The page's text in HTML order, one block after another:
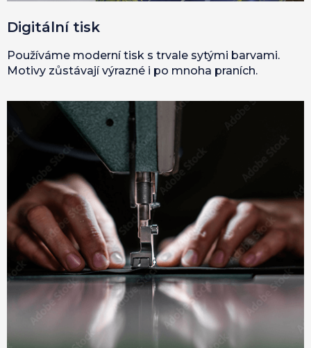
Digitální tisk
Používáme moderní tisk s trvale sytými barvami.
Motivy zůstávají výrazné i po mnoha praních.